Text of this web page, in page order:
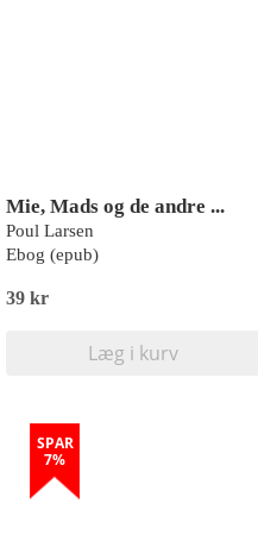
Mie, Mads og de andre ...
Poul Larsen
Ebog (epub)
39 kr
Læg i kurv
SPAR
7%